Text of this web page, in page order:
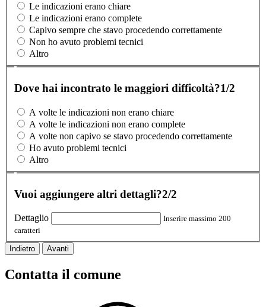
Le indicazioni erano chiare
Le indicazioni erano complete
Capivo sempre che stavo procedendo correttamente
Non ho avuto problemi tecnici
Altro
Dove hai incontrato le maggiori difficoltà?1/2
A volte le indicazioni non erano chiare
A volte le indicazioni non erano complete
A volte non capivo se stavo procedendo correttamente
Ho avuto problemi tecnici
Altro
Vuoi aggiungere altri dettagli?2/2
Dettaglio
Inserire massimo 200
caratteri
Indietro Avanti
Contatta il comune